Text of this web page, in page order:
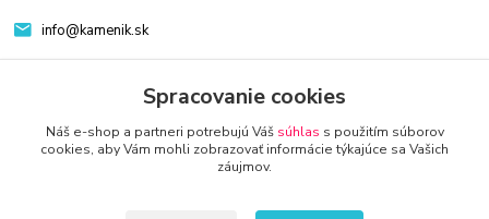
info@kamenik.sk
Eshop-rychlo.sk
Spracovanie cookies
Náš e-shop a partneri potrebujú Váš súhlas s použitím súborov
cookies, aby Vám mohli zobrazovať informácie týkajúce sa Vašich
záujmov.